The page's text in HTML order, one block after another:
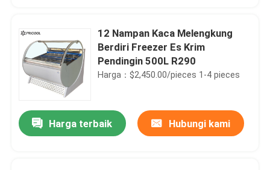
12 Nampan Kaca Melengkung
Berdiri Freezer Es Krim
Pendingin 500L R290
Harga：$2,450.00/pieces 1-4 pieces
Harga terbaik Hubungi kami